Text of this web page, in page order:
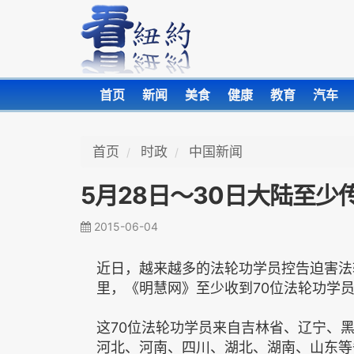
首页 新闻 美食 健康 教育 汽车
首页 时政 中国新闻
5月28日～30日大陆至少
2015-06-04
近日，越来越多的法轮功学员控告迫害
里，《明慧网》至少收到70位法轮功学
这70位法轮功学员来自吉林省、辽宁、
河北、河南、四川、湖北、湖南、山东